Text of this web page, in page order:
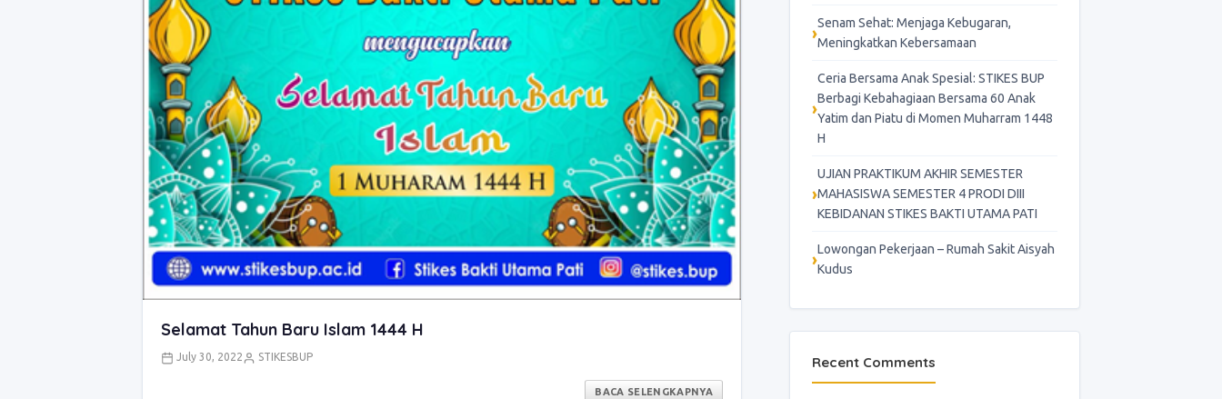
Selamat Tahun Baru Islam 1444 H
July 30, 2022 STIKESBUP
BACA SELENGKAPNYA
Senam Sehat: Menjaga Kebugaran,
Meningkatkan Kebersamaan
Ceria Bersama Anak Spesial: STIKES BUP
Berbagi Kebahagiaan Bersama 60 Anak
Yatim dan Piatu di Momen Muharram 1448
H
UJIAN PRAKTIKUM AKHIR SEMESTER
MAHASISWA SEMESTER 4 PRODI DIII
KEBIDANAN STIKES BAKTI UTAMA PATI
Lowongan Pekerjaan – Rumah Sakit Aisyah
Kudus
Recent Comments